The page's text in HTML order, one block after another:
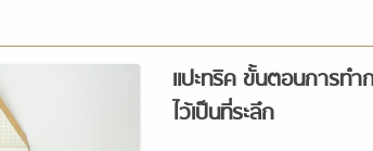
แปะทริค ขั้นตอนการท
ไว้เป็นที่ระลึก